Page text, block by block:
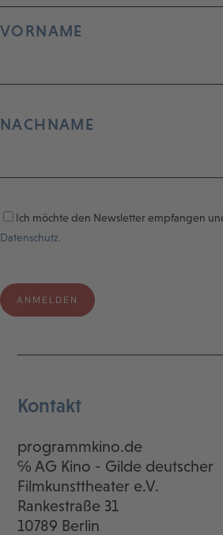
VORNAME
NACHNAME
Ich möchte den Newsletter empfangen
Datenschutz.
Kontakt
programmkino.de
℅ AG Kino - Gilde deutscher
Filmkunsttheater e.V.
Rankestraße 31
10789 Berlin